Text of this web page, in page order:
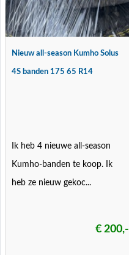
Nieuw all-season Kumho Solus
4S banden 175 65 R14
Ik heb 4 nieuwe all-season
Kumho-banden te koop. Ik
heb ze nieuw gekoc...
€ 200,-